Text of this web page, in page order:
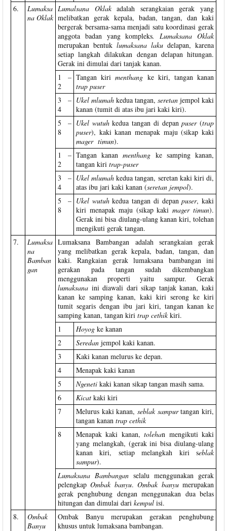
6.
Lumaksa
na Oklak
Lumalsana Oklakadalah serangkaian gerak yang
melibatkan gerak kepala, badan, tangan, dan kaki
bergerak bersama-sama menjadi satu koordinasi gerak
anggota badan yang kompleks. Lumaksana Oklak
merupakan bentuk lumaksana laku delapan, karena
setiap langkah dilakukan dengan delapan hitungan.
Gerak ini dimulai dari tanjak kanan.
1 –
2
Tangan kirimenthang ke kiri, tangan kanan
trap puser
3 –
4
Ukel mlumah kedua tangan, seretan jempol kaki
kanan (tumit di atas ibu jari kaki kiri).
5 –
8
Ukel wutuhkedua tangan di depanpuser(trap
puser), kaki kanan menapak maju (sikap kaki
mager timun).
1 –
2
Tangan kananmenthang ke samping kanan,
tangan kiri trap-puser
3 –
4
Ukel mlumah kedua tangan, seretan kaki kiri di,
atas ibu jari kaki kanan (seretan jempol).
5 –
8
Ukel wutuhkedua tangan di depanpuser, kaki
kiri menapak maju (sikap kakimager timun).
Gerak ini bisa diulang-ulang kanan kiri, tolehan
mengikuti gerak tangan.
7.
Lumaksa
na
Bamban
gan
Lumaksana Bambangan adalah serangkaian gerak
yang melibatkan gerak kepala, badan, tangan, dan
kaki. Rangkaian gerak lumaksana bambangan ini
gerakan pada tangan sudah dikembangkan
menggunakan properti yaitu sampur. Gerak
lumaksana ini diawali dari sikap tanjak kanan, kaki
kanan ke samping kanan, kaki kiri serong ke kiri
tumit segaris dengan ibu jari kiri, tangan kanan ke
samping kanan, tangan kiri trap cethikkiri.
1
Hoyog ke kanan
2
Seredan jempol kaki kanan.
3
Kaki kanan melurus ke depan.
4
Menapak kaki kanan
5
Ngeneti kaki kanan sikap tangan masih sama.
6
Kicat kaki kiri
7
Melurus kaki kanan, seblak sampurtangan kiri,
tangan kanan trap cethik
8
Menapak kaki kanan,tolehan mengikuti kaki
yang melangkah, (gerak ini bisa diulang-ulang
kanan kiri, setiap melangkah kiri seblak
sampur).
Lumaksana Bambangan selalu menggunakan gerak
pelengkapOmbak banyu.Ombak banyumerupakan
gerak penghubung dengan menggunakan dua belas
hitungan dan dimulai dari kempul isi.
8.
Ombak
Banyu
Ombak Banyu merupakan gerakan penghubung
khusus untuk lumaksana bambangan.